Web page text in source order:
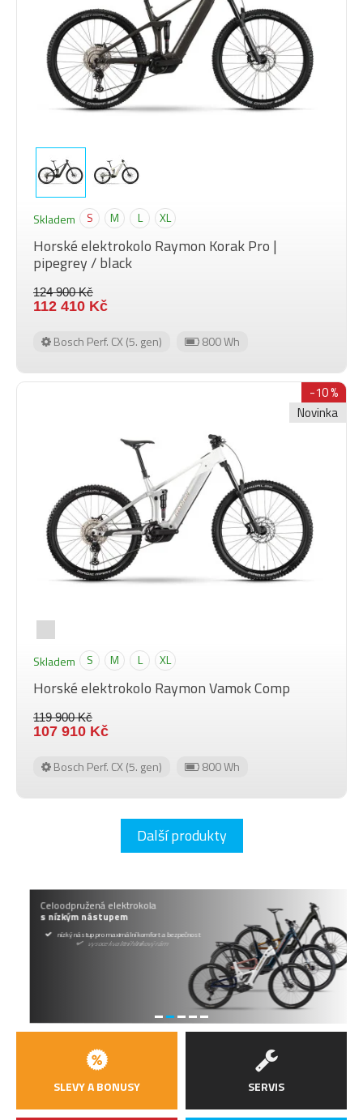
Skladem S M L XL
Horské elektrokolo Raymon Korak Pro |
pipegrey / black
124 900 Kč
112 410 Kč
Bosch Perf. CX (5. gen) 800 Wh
-10 %
Novinka
Skladem S M L XL
Horské elektrokolo Raymon Vamok Comp
119 900 Kč
107 910 Kč
Bosch Perf. CX (5. gen) 800 Wh
Další produkty
Celoodpružená elektrokola
s nízkým nástupem
nízký nástup pro maximální komfort a bezpečnost
vysoce kvalitní hliníkový rám
SLEVY A BONUSY SERVIS